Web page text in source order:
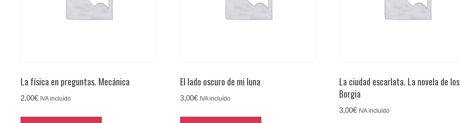
La física en preguntas. Mecánica
2,00€ IVA incluído
El lado oscuro de mi luna
3,00€ IVA incluído
La ciudad escarlata. La novela de los
Borgia
3,00€ IVA incluído